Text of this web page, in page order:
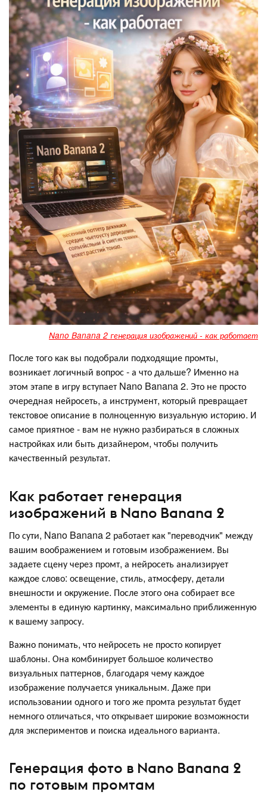
Nano Banana 2 генерация изображений - как работает
После того как вы подобрали подходящие промты,
возникает логичный вопрос - а что дальше? Именно на
этом этапе в игру вступает Nano Banana 2. Это не просто
очередная нейросеть, а инструмент, который превращает
текстовое описание в полноценную визуальную историю. И
самое приятное - вам не нужно разбираться в сложных
настройках или быть дизайнером, чтобы получить
качественный результат.
Как работает генерация
изображений в Nano Banana 2
По сути, Nano Banana 2 работает как "переводчик" между
вашим воображением и готовым изображением. Вы
задаете сцену через промт, а нейросеть анализирует
каждое слово: освещение, стиль, атмосферу, детали
внешности и окружение. После этого она собирает все
элементы в единую картинку, максимально приближенную
к вашему запросу.
Важно понимать, что нейросеть не просто копирует
шаблоны. Она комбинирует большое количество
визуальных паттернов, благодаря чему каждое
изображение получается уникальным. Даже при
использовании одного и того же промта результат будет
немного отличаться, что открывает широкие возможности
для экспериментов и поиска идеального варианта.
Генерация фото в Nano Banana 2
по готовым промтам